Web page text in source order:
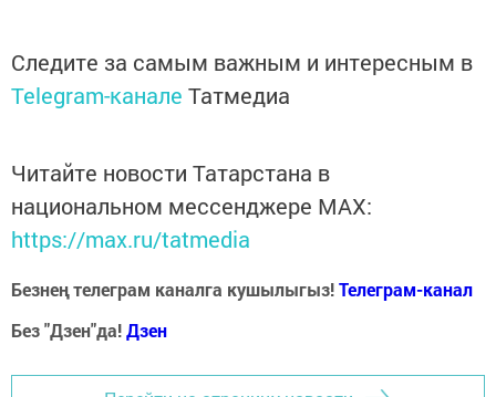
Следите за самым важным и интересным в
Telegram-канале Татмедиа
Читайте новости Татарстана в
национальном мессенджере MАХ:
https://max.ru/tatmedia
Безнең телеграм каналга кушылыгыз!Телеграм-канал
Без "Дзен"да!Дзен